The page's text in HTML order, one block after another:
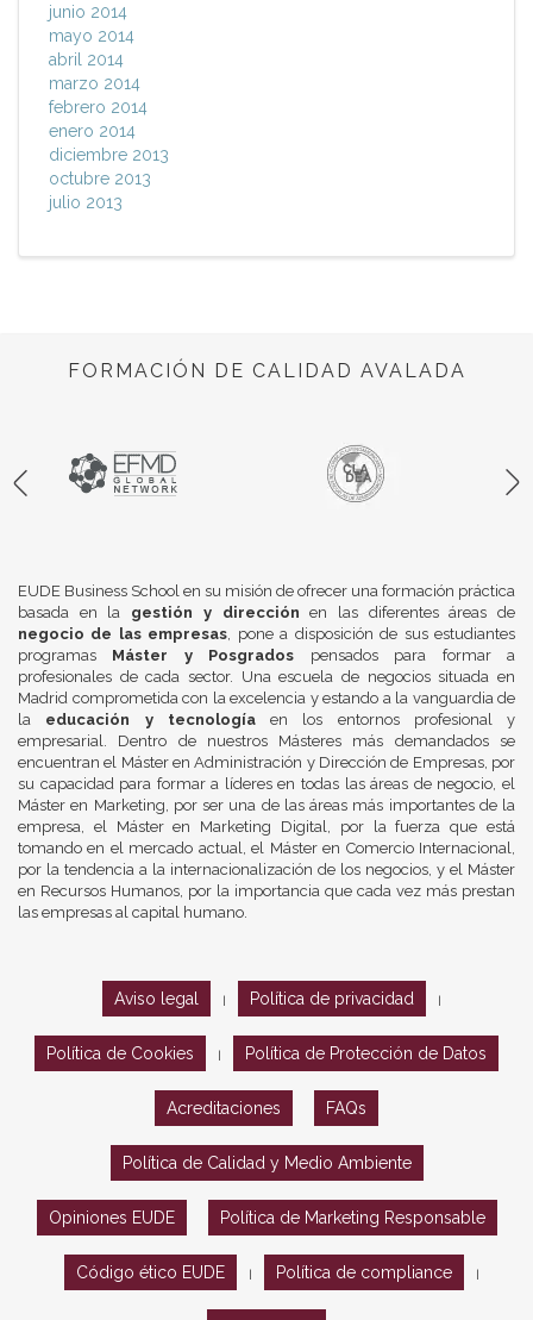
junio 2014
mayo 2014
abril 2014
marzo 2014
febrero 2014
enero 2014
diciembre 2013
octubre 2013
julio 2013
FORMACIÓN DE CALIDAD AVALADA
EUDE Business School en su misión de ofrecer una formación práctica
basada en la gestión y dirección en las diferentes áreas de
negocio de las empresas, pone a disposición de sus estudiantes
programas Máster y Posgrados pensados para formar a
profesionales de cada sector. Una escuela de negocios situada en
Madrid comprometida con la excelencia y estando a la vanguardia de
la educación y tecnologíaen los entornos profesional y
empresarial. Dentro de nuestros Másteres más demandados se
encuentran el Máster en Administración y Dirección de Empresas, por
su capacidad para formar a líderes en todas las áreas de negocio, el
Máster en Marketing, por ser una de las áreas más importantes de la
empresa, el Máster en Marketing Digital, por la fuerza que está
tomando en el mercado actual, el Máster en Comercio Internacional,
por la tendencia a la internacionalización de los negocios, y el Máster
en Recursos Humanos, por la importancia que cada vez más prestan
las empresas al capital humano.
Aviso legal Política de privacidad
Política de Cookies Política de Protección de Datos
Acreditaciones FAQs
Política de Calidad y Medio Ambiente
Opiniones EUDE Política de Marketing Responsable
Código ético EUDE Política de compliance